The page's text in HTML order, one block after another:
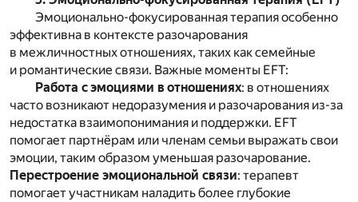
Эмоционально-фокусированная терапия особенно
эффективна в контексте разочарования
в межличностных отношениях, таких как семейные
и романтические связи. Важные моменты EFT:
Работа с эмоциями в отношениях: в отношениях
часто возникают недоразумения и разочарования из-за
недостатка взаимопонимания и поддержки. EFT
помогает партнёрам или членам семьи выражать свои
эмоции, таким образом уменьшая разочарование.
Перестроение эмоциональной связи: терапевт
помогает участникам наладить более глубокие